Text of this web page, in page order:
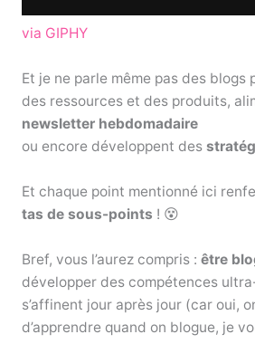
via GIPHY
Et je ne parle même pas des blogs
des ressources et des produits,
newsletter hebdomadaire
ou encore développent des
Et chaque point mentionné ici
tas de sous-points ! 😵
Bref, vous l’aurez compris : être
développer des compétences
s’affinent jour après jour (car oui,
d’apprendre quand on blogue, je